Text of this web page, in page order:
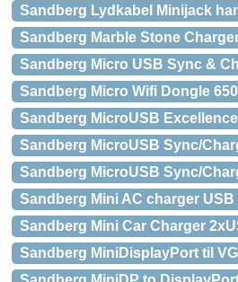
Sandberg Lydkabel Minijack
Sandberg Marble Stone
Sandberg Micro USB Sync &
Sandberg Micro Wifi Dongle
Sandberg MicroUSB
Sandberg MicroUSB Sync/
Sandberg MicroUSB Sync/
Sandberg Mini AC charger USB
Sandberg Mini Car Charger
Sandberg MiniDisplayPort til